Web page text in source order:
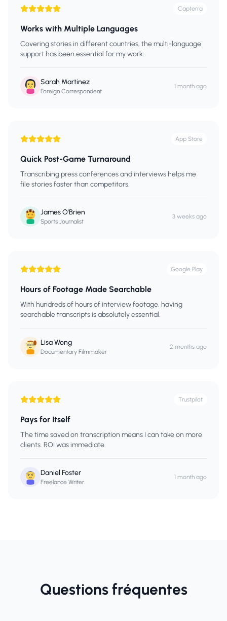
Capterra
Works with Multiple Languages
Covering stories in different countries, the multi-language
support has been essential for my work.
Sarah Martinez
Foreign Correspondent
1 month ago
App Store
Quick Post-Game Turnaround
Transcribing press conferences and interviews helps me
file stories faster than competitors.
James O'Brien
Sports Journalist
3 weeks ago
Google Play
Hours of Footage Made Searchable
With hundreds of hours of interview footage, having
searchable transcripts is absolutely essential.
Lisa Wong
Documentary Filmmaker
2 months ago
Trustpilot
Pays for Itself
The time saved on transcription means I can take on more
clients. ROI was immediate.
Daniel Foster
Freelance Writer
1 month ago
Questions fréquentes